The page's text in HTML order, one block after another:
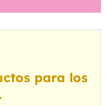
para los